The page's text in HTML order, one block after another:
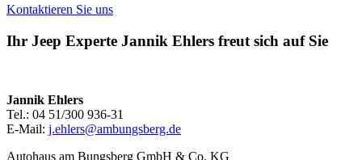
Kontaktieren Sie uns
Ihr Jeep Experte Jannik Ehlers freut sich auf Sie
Jannik Ehlers
Tel.: 04 51/300 936-31
E-Mail: j.ehlers@ambungsberg.de
Autohaus am Bungsberg GmbH & Co. KG